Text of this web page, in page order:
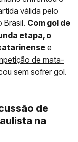
válida pelo
Brasil. Com gol de
etapa, o
e
de mata-
sem sofrer gol.
de
na